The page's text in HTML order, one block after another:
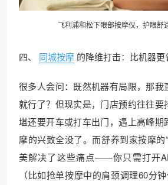
飞利浦和松下眼部按摩仪，护眼舒
四、 同城按摩 的降维打击：比机器
很多人会问：既然机器有局限，那我
就行了？但现实是，门店预约往往要
堪还要开车或打车出门，遇上高峰期
摩的兴致全没了。而舒养到家按摩的
美解决了这些痛点——你只需打开
（比如抢单按摩中的肩颈调理60分